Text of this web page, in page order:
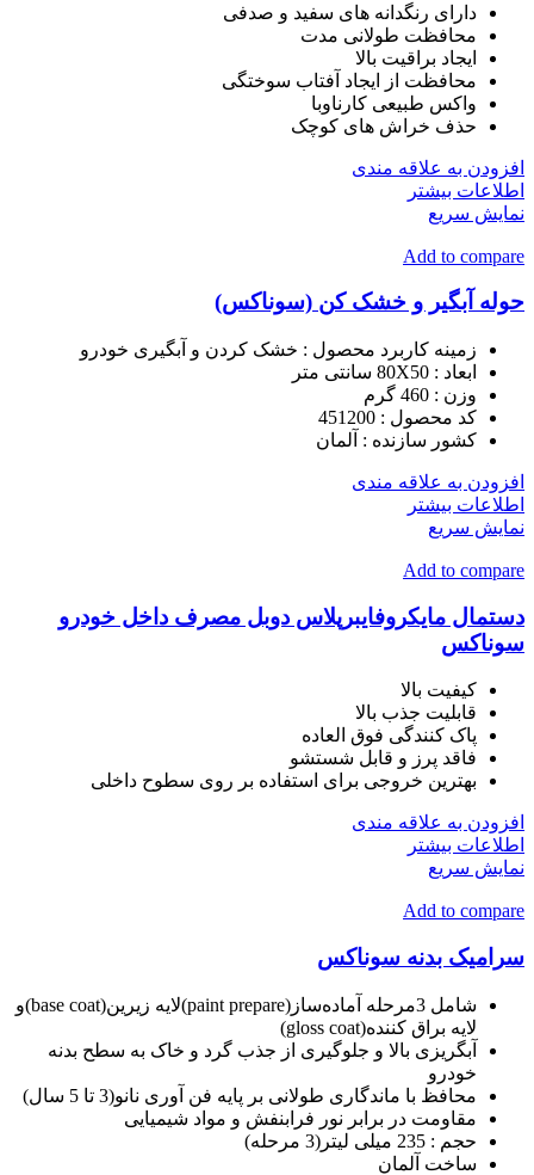
دارای رنگدانه های سفید و صدفی
محافظت طولانی مدت
ایجاد براقیت بالا
محافظت از ایجاد آفتاب سوختگی
واکس طبیعی کارناوبا
حذف خراش های کوچک
افزودن به علاقه مندی
اطلاعات بیشتر
نمایش سریع
Add to compare
حوله آبگیر و خشک کن (سوناکس)
زمینه کاربرد محصول : خشک کردن و آبگیری خودرو
ابعاد : 80X50 سانتی متر
وزن : 460 گرم
کد محصول : 451200
کشور سازنده : آلمان
افزودن به علاقه مندی
اطلاعات بیشتر
نمایش سریع
Add to compare
دستمال مایکروفایبرپلاس دوبل مصرف داخل خودرو
سوناکس
کیفیت بالا
قابلیت جذب بالا
پاک کنندگی فوق العاده
فاقد پرز و قابل شستشو
بهترین خروجی برای استفاده بر روی سطوح داخلی
افزودن به علاقه مندی
اطلاعات بیشتر
نمایش سریع
Add to compare
سرامیک بدنه سوناکس
شامل 3مرحله آماده‌ساز(paint prepare)لایه زیرین(base coat)و
لایه براق کننده(gloss coat)
آبگریزی بالا و جلوگیری از جذب گرد و خاک به سطح بدنه
خودرو
محافظ با ماندگاری طولانی بر پایه فن آوری نانو(3 تا 5 سال)
مقاومت در برابر نور فرابنفش و مواد شیمیایی
حجم : 235 میلی لیتر(3 مرحله)
ساخت آلمان